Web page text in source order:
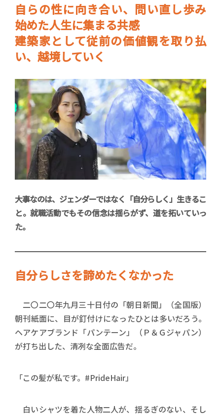
自らの性に向き合い、問い直し歩み
始めた人生に集まる共感
建築家として従前の価値観を取り払
い、越境していく
大事なのは、ジェンダーではなく「自分らしく」生きるこ
と。就職活動でもその信念は揺らがず、道を拓いていっ
た。
自分らしさを諦めたくなかった
二〇二〇年九月三十日付の「朝日新聞」（全国版）
朝刊紙面に、目が釘付けになったひとは多いだろう。
ヘアケアブランド「パンテーン」（Ｐ＆Ｇジャパン）
が打ち出した、清冽な全面広告だ。
「この髪が私です。#PrideHair」
白いシャツを着た人物二人が、揺るぎのない、そし